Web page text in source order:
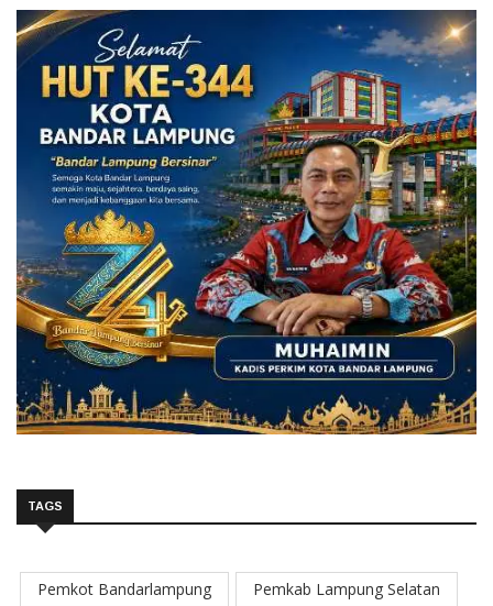
TAGS
Pemkot Bandarlampung
Pemkab Lampung Selatan